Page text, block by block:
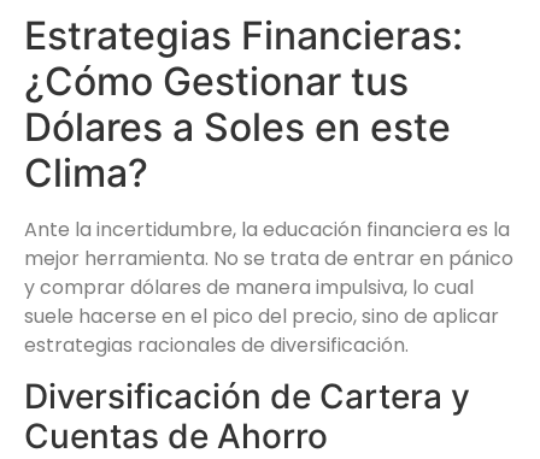
Estrategias Financieras:
¿Cómo Gestionar tus
Dólares a Soles en este
Clima?
Ante la incertidumbre, la educación financiera es la
mejor herramienta. No se trata de entrar en pánico
y comprar dólares de manera impulsiva, lo cual
suele hacerse en el pico del precio, sino de aplicar
estrategias racionales de diversificación.
Diversificación de Cartera y
Cuentas de Ahorro